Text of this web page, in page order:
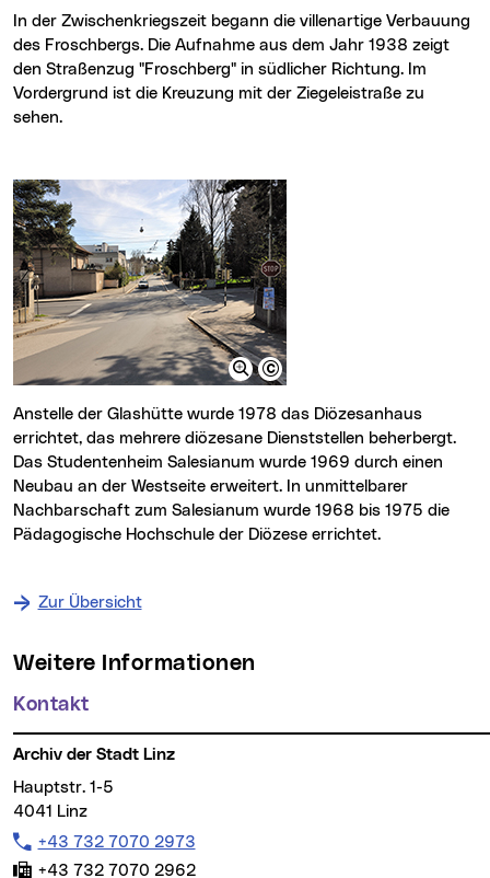
des Froschbergs. Die Aufnahme aus dem Jahr 1938 zeigt
den Straßenzug "Froschberg" in südlicher Richtung. Im
Vordergrund ist die Kreuzung mit der Ziegeleistraße zu
sehen.
Anstelle der Glashütte wurde 1978 das Diözesanhaus
errichtet, das mehrere diözesane Dienststellen beherbergt.
Das Studentenheim Salesianum wurde 1969 durch einen
Neubau an der Westseite erweitert. In unmittelbarer
Nachbarschaft zum Salesianum wurde 1968 bis 1975 die
Pädagogische Hochschule der Diözese errichtet.
Zur Übersicht
Weitere Informationen
Kontakt
Archiv der Stadt Linz
Hauptstr. 1-5
4041 Linz
Telefon:
+43 732 7070 2973
Fax:
+43 732 7070 2962